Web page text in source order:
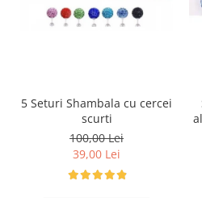
5 Seturi Shambala cu cercei
scurti
100,00 Lei
39,00 Lei